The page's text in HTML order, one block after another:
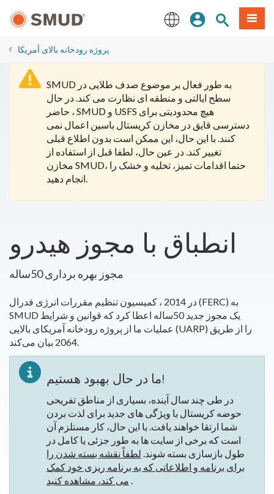
اصلی
ورودسایتمنو
پروژه رودخانه بالای آمریکا
SMUD به طور فعال بر موضوع صدف طلایی در
سطح ایالتی و منطقه ای نظارت می کند. در حال
حاضر ، SMUD و USFS هیچ محدودیتی برای
دسترسی قایق در مخازن کریستال باسین اعمال نمی
کنند. با این حال، این ممکن است بدون اطلاع قبلی
تغییر کند. در عین حال، لطفا قبل از استفاده از
مخازن SMUD، حتما اقدامات تمیز، تخلیه و خشک را
انجام دهید.
انطباق با مجوز هیدرو
مجوز بهره برداری 50ساله
در 2014 ، کمیسیون تنظیم مقررات انرژی فدرال (FERC) به
SMUD یک مجوز جدید 50ساله اعطا کرد که قوانین و شرایط
عملیات ما از پروژه رودخانه آمریکای بالایی (UARP) را از طریق
2064 بیان می‌کند.
ما در حال بهبود هستیم!
در طی چند سال آینده، بسیاری از مناطق تفریحی
حوضه کریستال با ویژگی های جدید برای لذت بردن
شما ارتقا خواهند یافت. با این حال، کار مستلزم آن
است که برخی از سایت ها به طور جزئی یا کامل در
طول بازسازی بسته شوند. لطفاً نقشه بسته شدن را
برای برنامه و اطلاعاتی که به برنامه ریزی خود کمک
می کند، مشاهده کنید .